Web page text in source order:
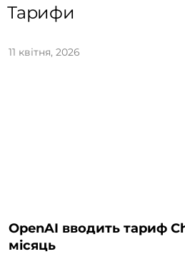
Тарифи
11 квітня, 2026
OpenAI вводить тариф
місяць